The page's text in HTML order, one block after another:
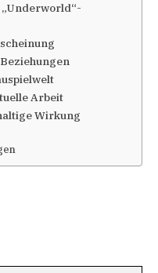
Arbeit
Wirkung